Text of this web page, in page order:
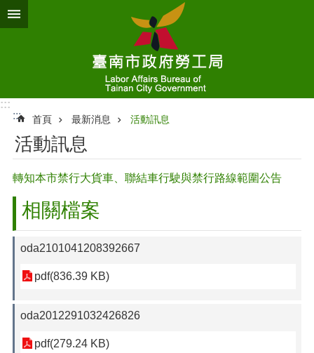
跳到主要內容區塊
:::
:::
首頁 最新消息 活動訊息
活動訊息
轉知本市禁行大貨車、聯結車行駛與禁行路線範圍公告
相關檔案
oda2101041208392667
pdf(836.39 KB)
oda2012291032426826
pdf(279.24 KB)